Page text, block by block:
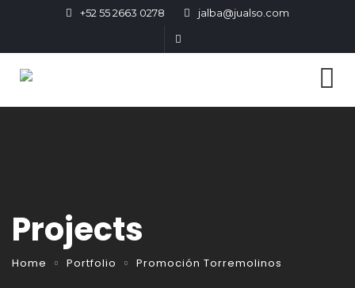
+52 55 2663 0278 jalba@jualso.com
Projects
Home Portfolio Promoción Torremolinos